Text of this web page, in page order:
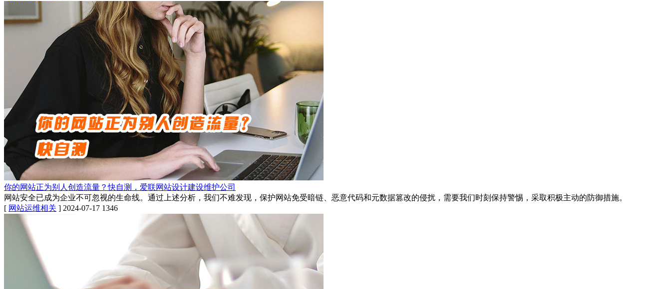
你的网站正为别人创造流量？快自测，爱联网站设计建设维护公司
网站安全已成为企业不可忽视的生命线。通过上述分析，我们不难发现，保护网站免受暗链、恶意代码和元数据篡改的侵扰，需要我们时刻保持警惕，采取积极主动的防御措施。
[ 网站运维相关 ] 2024-07-17 1346